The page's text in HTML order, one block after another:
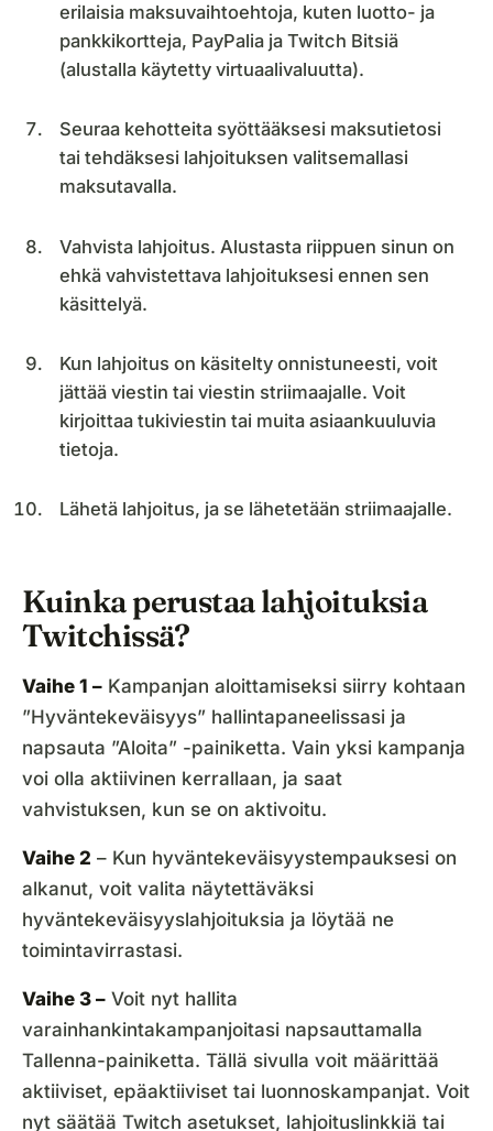
erilaisia maksuvaihtoehtoja, kuten luotto- ja
pankkikortteja, PayPalia ja Twitch Bitsiä
(alustalla käytetty virtuaalivaluutta).
Seuraa kehotteita syöttääksesi maksutietosi
tai tehdäksesi lahjoituksen valitsemallasi
maksutavalla.
Vahvista lahjoitus. Alustasta riippuen sinun on
ehkä vahvistettava lahjoituksesi ennen sen
käsittelyä.
Kun lahjoitus on käsitelty onnistuneesti, voit
jättää viestin tai viestin striimaajalle. Voit
kirjoittaa tukiviestin tai muita asiaankuuluvia
tietoja.
Lähetä lahjoitus, ja se lähetetään striimaajalle.
Kuinka perustaa lahjoituksia
Twitchissä?
Vaihe 1 – Kampanjan aloittamiseksi siirry kohtaan
”Hyväntekeväisyys” hallintapaneelissasi ja
napsauta ”Aloita” -painiketta. Vain yksi kampanja
voi olla aktiivinen kerrallaan, ja saat
vahvistuksen, kun se on aktivoitu.
Vaihe 2 – Kun hyväntekeväisyystempauksesi on
alkanut, voit valita näytettäväksi
hyväntekeväisyyslahjoituksia ja löytää ne
toimintavirrastasi.
Vaihe 3 – Voit nyt hallita
varainhankintakampanjoitasi napsauttamalla
Tallenna-painiketta. Tällä sivulla voit määrittää
aktiiviset, epäaktiiviset tai luonnoskampanjat. Voit
nyt säätää Twitch asetukset, lahjoituslinkkiä tai